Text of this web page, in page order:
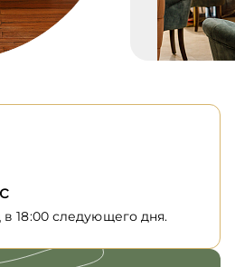
в 18:00 следующего дня.